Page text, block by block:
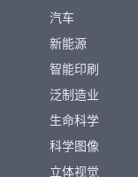
汽车
新能源
智能印刷
泛制造业
生命科学
科学图像
立体视觉